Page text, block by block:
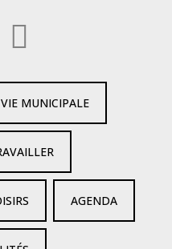
VIE MUNICIPALE
AGENDA